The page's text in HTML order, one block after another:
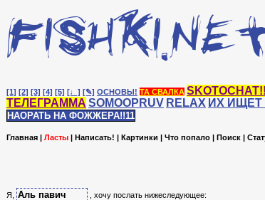
[1] [2] [3] [4] [5] [♩] [✎] ОСНОВЫ! ТА СВАЛКА
ТЕЛЕГРАММА SOMOOPRUV RELAX ИХ
НАОРАТЬ НА ФОЖЖЕРА!!11
Главная | Ласты | Написать! | Картинки | Что попало | Поиск |
Я, , хочу послать нижеследующее: